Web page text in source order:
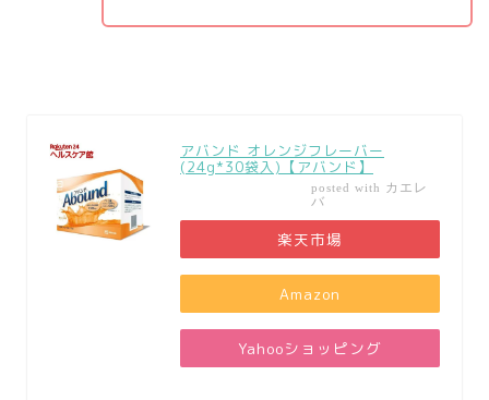
アバンド オレンジフレーバー
(24g*30袋入)【アバンド】
posted with カエレ
バ
楽天市場
Amazon
Yahooショッピング